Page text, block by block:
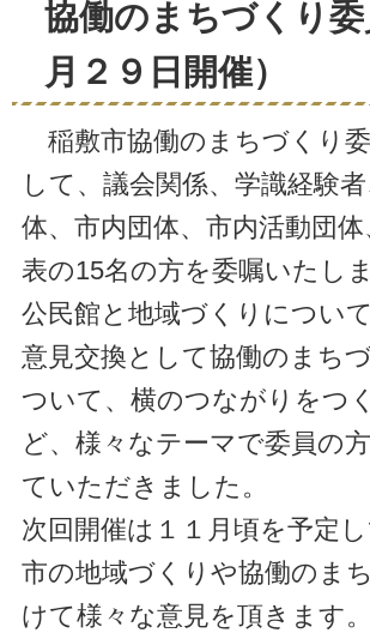
協働のまちづくり委
月２９日開催）
稲敷市協働のまちづくり委
して、議会関係、学識経験
体、市内団体、市内活動団
表の15名の方を委嘱いたしま
公民館と地域づくりについて
意見交換として協働のまち
ついて、横のつながりをつ
ど、様々なテーマで委員の
ていただきました。
次回開催は１１月頃を予定
市の地域づくりや協働のま
けて様々な意見を頂きます。